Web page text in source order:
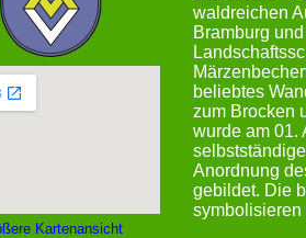
Kartenansicht
waldreichen
Bramburg
beliebtes
zum Brocken
wurde am 01.
Anordnung
gebildet. Die